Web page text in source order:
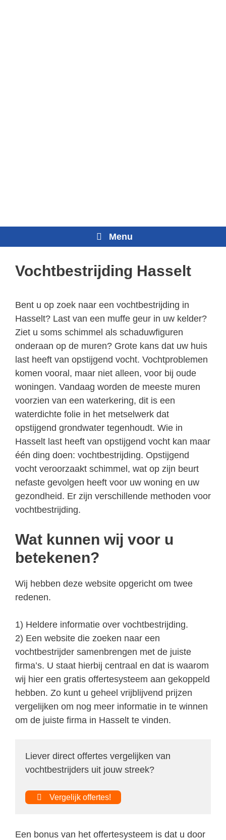
Menu
Vochtbestrijding Hasselt
Bent u op zoek naar een vochtbestrijding in
Hasselt? Last van een muffe geur in uw kelder?
Ziet u soms schimmel als schaduwfiguren
onderaan op de muren? Grote kans dat uw huis
last heeft van opstijgend vocht. Vochtproblemen
komen vooral, maar niet alleen, voor bij oude
woningen. Vandaag worden de meeste muren
voorzien van een waterkering, dit is een
waterdichte folie in het metselwerk dat
opstijgend grondwater tegenhoudt. Wie in
Hasselt last heeft van opstijgend vocht kan maar
één ding doen: vochtbestrijding. Opstijgend
vocht veroorzaakt schimmel, wat op zijn beurt
nefaste gevolgen heeft voor uw woning en uw
gezondheid. Er zijn verschillende methoden voor
vochtbestrijding.
Wat kunnen wij voor u
betekenen?
Wij hebben deze website opgericht om twee
redenen.
1) Heldere informatie over vochtbestrijding.
2) Een website die zoeken naar een
vochtbestrijder samenbrengen met de juiste
firma’s. U staat hierbij centraal en dat is waarom
wij hier een gratis offertesysteem aan gekoppeld
hebben. Zo kunt u geheel vrijblijvend prijzen
vergelijken om nog meer informatie in te winnen
om de juiste firma in Hasselt te vinden.
Liever direct offertes vergelijken van
vochtbestrijders uit jouw streek?
Vergelijk offertes!
Een bonus van het offertesysteem is dat u door